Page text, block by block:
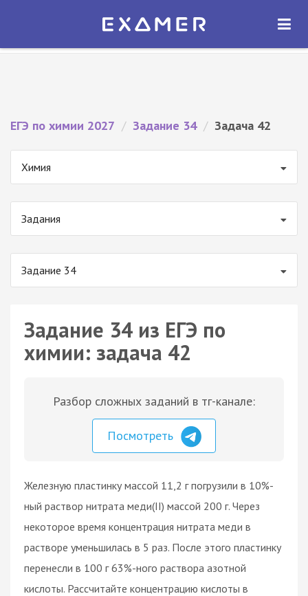
Экзамер — ЕГЭ 2027
ОТКРЫТЬ
ЕГЭ по химии 2027 / Задание 34 / Задача 42
Химия
Задания
Задание 34
Задание 34 из ЕГЭ по
химии: задача 42
Разбор сложных заданий в тг-канале:
Посмотреть
Железную пластинку массой 11,2 г погрузили в 10%-
ный раствор нитрата меди(II) массой 200 г. Через
некоторое время концентрация нитрата меди в
растворе уменьшилась в 5 раз. После этого пластинку
перенесли в 100 г 63%-ного раствора азотной
кислоты. Рассчитайте концентрацию кислоты в